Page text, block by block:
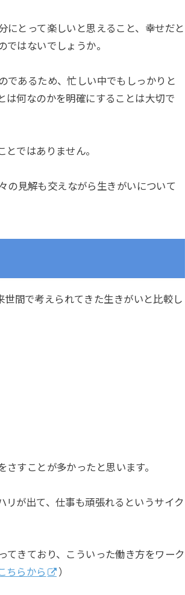
にとって楽しいと思えること、幸せだと
はないでしょうか。
であるため、忙しい中でもしっかりと
は何なのかを明確にすることは大切で
ではありません。
の見解も交えながら生きがいについて
間で考えられてきた生きがいと比較し
さすことが多かったと思います。
リが出て、仕事も頑張れるというサイク
てきており、こういった働き方をワーク
ちらから ）